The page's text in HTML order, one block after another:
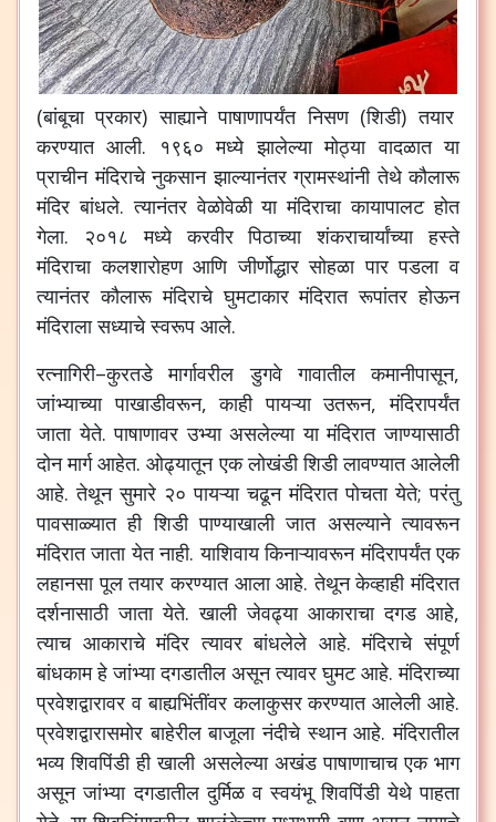
(बांबूचा प्रकार)साह्याने पाषाणापर्यंत निसण(शिडी)तयार
करण्यात आली. १९६० मध्ये झालेल्या मोठ्या वादळात या
प्राचीन मंदिराचे नुकसान झाल्यानंतर ग्रामस्थांनी तेथे कौलारू
मंदिर बांधले.त्यानंतर वेळोवेळी या मंदिराचा कायापालट होत
गेला. २०१८ मध्ये करवीर पिठाच्या शंकराचार्यांच्या हस्ते
मंदिराचा कलशारोहण आणि जीर्णोद्धार सोहळा पार पडला व
त्यानंतर कौलारू मंदिराचे घुमटाकार मंदिरात रूपांतर होऊन
मंदिराला सध्याचे स्वरूप आले.
रत्नागिरी–कुरतडे मार्गावरील डुगवे गावातील कमानीपासून,
जांभ्याच्या पाखाडीवरून,काही पायऱ्या उतरून,मंदिरापर्यंत
जाता येते.पाषाणावर उभ्या असलेल्या या मंदिरात जाण्यासाठी
दोन मार्ग आहेत.ओढ्यातून एक लोखंडी शिडी लावण्यात आलेली
आहे.तेथून सुमारे २० पायऱ्या चढून मंदिरात पोचता येते;परंतु
पावसाळ्यात ही शिडी पाण्याखाली जात असल्याने त्यावरून
मंदिरात जाता येत नाही.याशिवाय किनाऱ्यावरून मंदिरापर्यंत एक
लहानसा पूल तयार करण्यात आला आहे.तेथून केव्हाही मंदिरात
दर्शनासाठी जाता येते.खाली जेवढ्या आकाराचा दगड आहे,
त्याच आकाराचे मंदिर त्यावर बांधलेले आहे.मंदिराचे संपूर्ण
बांधकाम हे जांभ्या दगडातील असून त्यावर घुमट आहे.मंदिराच्या
प्रवेशद्वारावर व बाह्यभिंतींवर कलाकुसर करण्यात आलेली आहे.
प्रवेशद्वारासमोर बाहेरील बाजूला नंदीचे स्थान आहे.मंदिरातील
भव्य शिवपिंडी ही खाली असलेल्या अखंड पाषाणाचाच एक भाग
असून जांभ्या दगडातील दुर्मिळ व स्वयंभू शिवपिंडी येथे पाहता